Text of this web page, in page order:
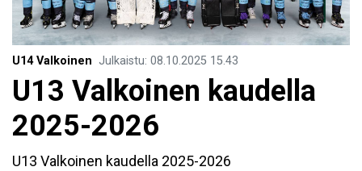
U14 Valkoinen Julkaistu: 08.10.2025 15.43
U13 Valkoinen kaudella
2025-2026
U13 Valkoinen kaudella 2025-2026